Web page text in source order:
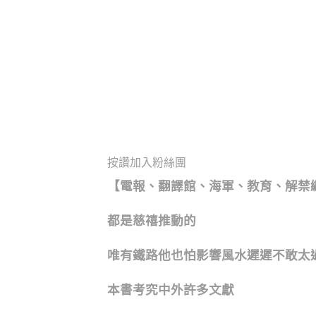
按讚加入粉絲團
【電報、翻譯館、海軍、教育、解禁
都是慈禧推動的
唯有鐵路他也怕影響風水遲遲不敢太
本書考究中外許多文獻